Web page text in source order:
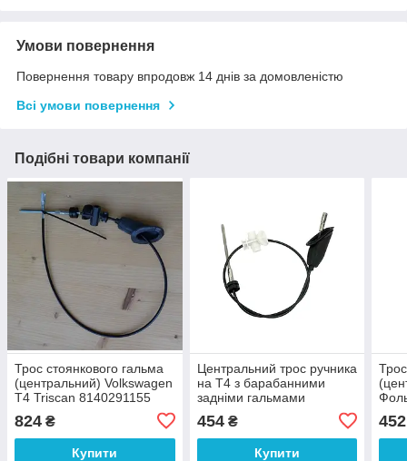
Умови повернення
Повернення товару впродовж 14 днів за домовленістю
Всі умови повернення
Подібні товари компанії
Трос стоянкового гальма
(центральний) Volkswagen
T4 Triscan 8140291155
824 ₴
Купити
Центральний трос ручника
на Т4 з барабанними
задніми гальмами
454₴
Купити
452